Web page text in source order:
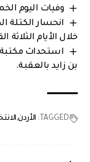
وفيات اليوم الخميس
انحسار الكتلة
خلال الأيام الثلاثة
استحداث
بن زايد بالعقبة.
TAGGED: الأردن